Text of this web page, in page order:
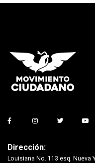
Dirección:
Louisiana No. 113 esq. Nueva